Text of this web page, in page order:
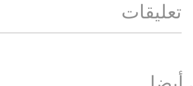
تعليقات